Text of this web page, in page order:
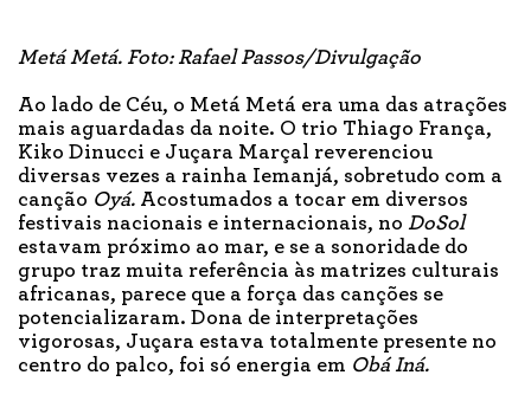
Metá Metá. Foto: Rafael Passos/Divulgação
Ao lado de Céu, o Metá Metá era uma das atrações
mais aguardadas da noite. O trio Thiago França,
Kiko Dinucci e Juçara Marçal reverenciou
diversas vezes a rainha Iemanjá, sobretudo com a
canção Oyá. Acostumados a tocar em diversos
festivais nacionais e internacionais, no DoSol
estavam próximo ao mar, e se a sonoridade do
grupo traz muita referência às matrizes culturais
africanas, parece que a força das canções se
potencializaram. Dona de interpretações
vigorosas, Juçara estava totalmente presente no
centro do palco, foi só energia em Obá Iná.